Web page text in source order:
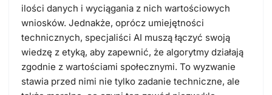
ilości danych i wyciągania z nich wartościowych
wniosków. Jednakże, oprócz umiejętności
technicznych, specjaliści AI muszą łączyć swoją
wiedzę z etyką, aby zapewnić, że algorytmy działają
zgodnie z wartościami społecznymi. To wyzwanie
stawia przed nimi nie tylko zadanie techniczne, ale